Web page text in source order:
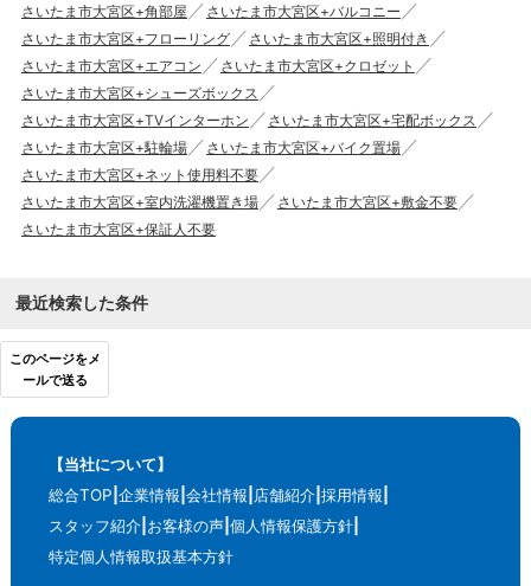
さいたま市大宮区+角部屋
さいたま市大宮区+バルコニー
さいたま市大宮区+フローリング
さいたま市大宮区+照明付き
さいたま市大宮区+エアコン
さいたま市大宮区+クロゼット
さいたま市大宮区+シューズボックス
さいたま市大宮区+TVインターホン
さいたま市大宮区+宅配ボックス
さいたま市大宮区+駐輪場
さいたま市大宮区+バイク置場
さいたま市大宮区+ネット使用料不要
さいたま市大宮区+室内洗濯機置き場
さいたま市大宮区+敷金不要
さいたま市大宮区+保証人不要
最近検索した条件
このページをメ
ールで送る
【当社について】
総合TOP 企業情報 会社情報 店舗紹介 採用情報
スタッフ紹介 お客様の声 個人情報保護方針
特定個人情報取扱基本方針